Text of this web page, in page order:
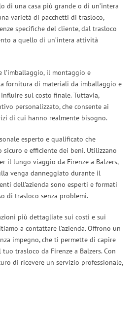
di una casa più grande o di un’intera
varietà di pacchetti di trasloco,
specifiche del cliente, dal trasloco
a quello di un’intera attività
l’imballaggio, il montaggio e
fornitura di materiali da imballaggio e
influire sul costo finale. Tuttavia,
personalizzato, che consente ai
di cui hanno realmente bisogno.
esperto e qualificato che
e efficiente dei beni. Utilizzano
il lungo viaggio da Firenze a Balzers,
venga danneggiato durante il
dell’azienda sono esperti e formati
di trasloco senza problemi.
più dettagliate sui costi e sui
a contattare l’azienda. Offrono un
impegno, che ti permette di capire
trasloco da Firenze a Balzers. Con
di ricevere un servizio professionale,